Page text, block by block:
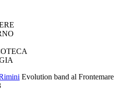
Evolution band al Frontemare